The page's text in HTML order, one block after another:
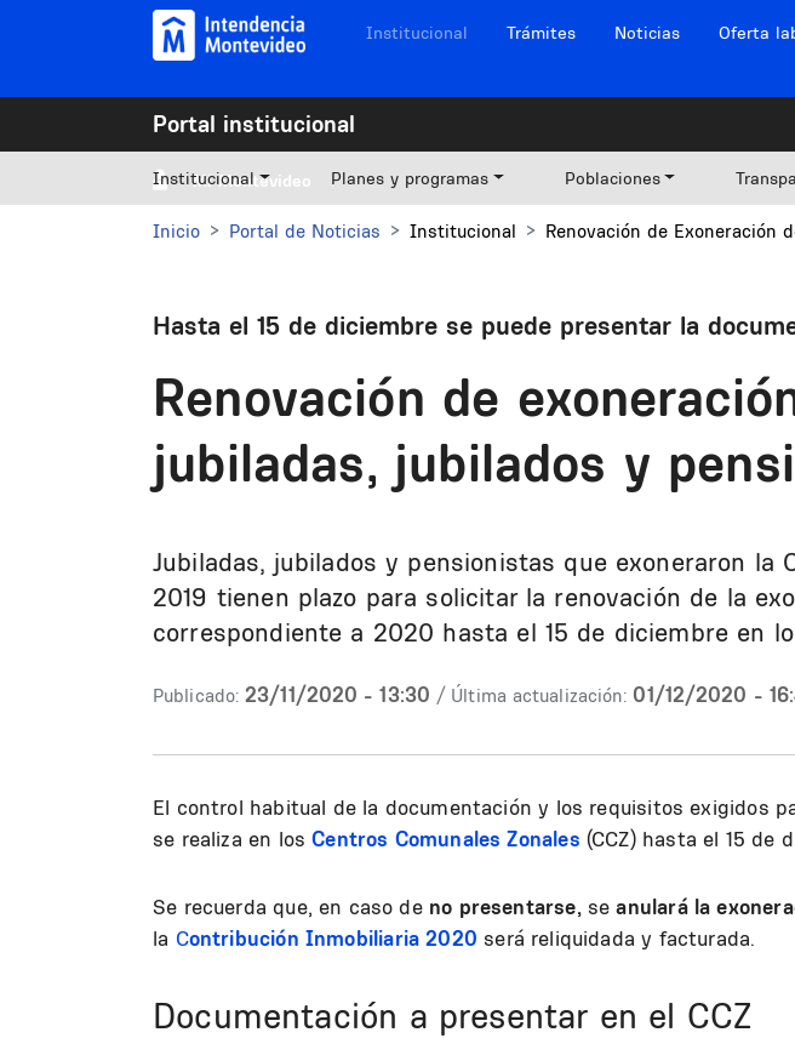
Pasar al contenido principal Navegación sitios
Institucional Trámites Noticias Oferta
Portal institucional
Mi Montevideo
Institucional Planes y programas Poblaciones
Inicio Portal de Noticias Institucional Renovación de Exoneración
Hasta el 15 de diciembre se puede presentar la
Renovación de
jubiladas, jubilados y
Jubiladas, jubilados y pensionistas que exoneraron la
2019 tienen plazo para solicitar la renovación de la
correspondiente a 2020 hasta el 15 de diciembre en
Publicado: 23/11/2020 - 13:30 / Última actualización: 01/12/2020 -
El control habitual de la documentación y los requisitos exigidos
se realiza en losCentros Comunales Zonales (CCZ) hasta el 15 de
Se recuerda que, en caso de no presentarse, seanulará la
la Contribución Inmobiliaria 2020 será reliquidada y facturada.
Documentación a presentar en el CCZ